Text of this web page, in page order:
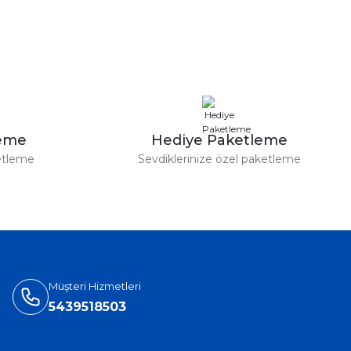
Hediye Paketleme
Sevdiklerinize özel paketleme
Müşteri Hizmetleri
5439518503